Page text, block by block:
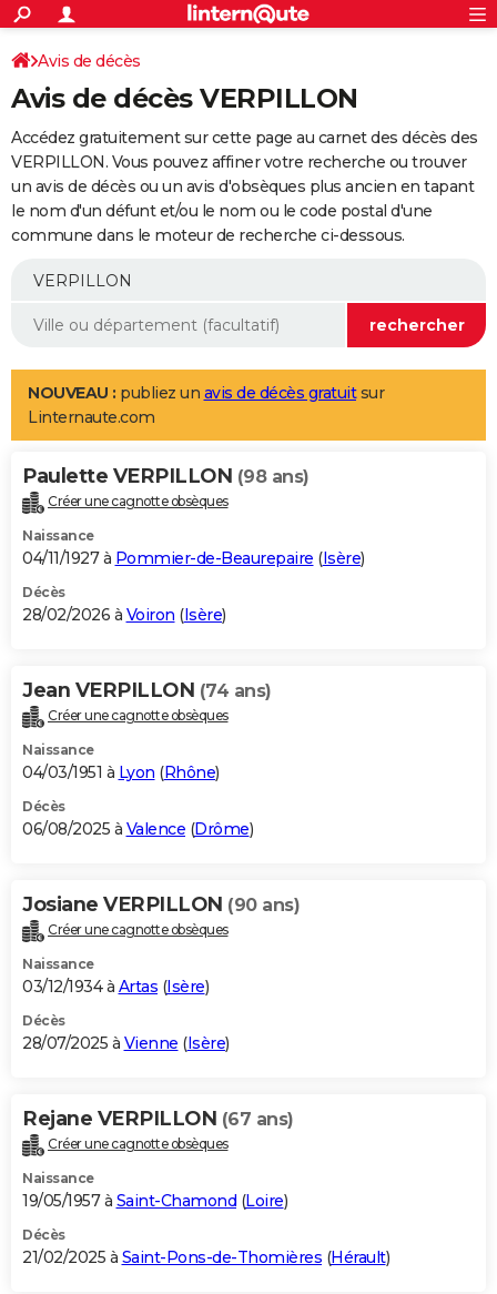
ACTUALITÉS
Politique
Société
Faits Divers
Education
Monde
Villes
+
SPORT
Coupe du monde 2026
Football
Tennis
Cyclisme
Rugby
Forum
Programme TV
TNT
Streaming
Cinéma
Sorties cinéma
Musique
+
FINANCE
Impôts
Immobilier
Risques naturels par ville
Banque
Assurance
Crédit
AUTO
Essais
Réserver un essai
Citadines
Berlines
SUV
Forum auto
+
Mobiles
Meilleur smartphone
Internet
Ordinateurs
Jeux vidéo
Guide high-tech
Aménagement intérieur
LIFESTYLE
Art de vivre
Bien-être
Loisirs
Mode
Modes de vie
Alimentation
Guide de la santé
Maladies
Médicaments
Sommeil
VOYAGE
Destinations
City break
Voyage nature
Voyage de noces
Forum
Climat
+PHOTO
GUIDES D'ACHAT
BONS PLANS
Carte de Noël
Carte Bonne année
Carte Saint-Valentin
Carte Pâques
Carte d'anniversaire
DICTIONNAIRE
Dictionnaire
Biographies
Citations
Expressions
Proverbes
PROGRAMME TV
S'inscrire
Se connecter
Lycées
Collèges
Primaires
Universités
Entreprises
Service militaire
Avis de recherche
AVIS DE DÉCÈS
Bricolage
Lifestyle
Culture
Sport
Auto
Television
Voyage
Cinema
Avis de décès
Avis de décès VERPILLON
Accédez gratuitement sur cette page au carnet des décès des
VERPILLON. Vous pouvez affiner votre recherche ou trouver
un avis de décès ou un avis d'obsèques plus ancien en tapant
le nom d'un défunt et/ou le nom ou le code postal d'une
commune dans le moteur de recherche ci-dessous.
NOUVEAU : publiez un avis de décès gratuitsur
Linternaute.com
Paulette VERPILLON (98 ans)
Créer une cagnotte obsèques
Naissance
04/11/1927 à Pommier-de-Beaurepaire (Isère)
Décès
28/02/2026 à Voiron (Isère)
Jean VERPILLON (74 ans)
Créer une cagnotte obsèques
Naissance
04/03/1951 à Lyon (Rhône)
Décès
06/08/2025 à Valence (Drôme)
Josiane VERPILLON (90 ans)
Créer une cagnotte obsèques
Naissance
03/12/1934 à Artas (Isère)
Décès
28/07/2025 à Vienne (Isère)
Rejane VERPILLON (67 ans)
Créer une cagnotte obsèques
Naissance
19/05/1957 à Saint-Chamond (Loire)
Décès
21/02/2025 à Saint-Pons-de-Thomières (Hérault)